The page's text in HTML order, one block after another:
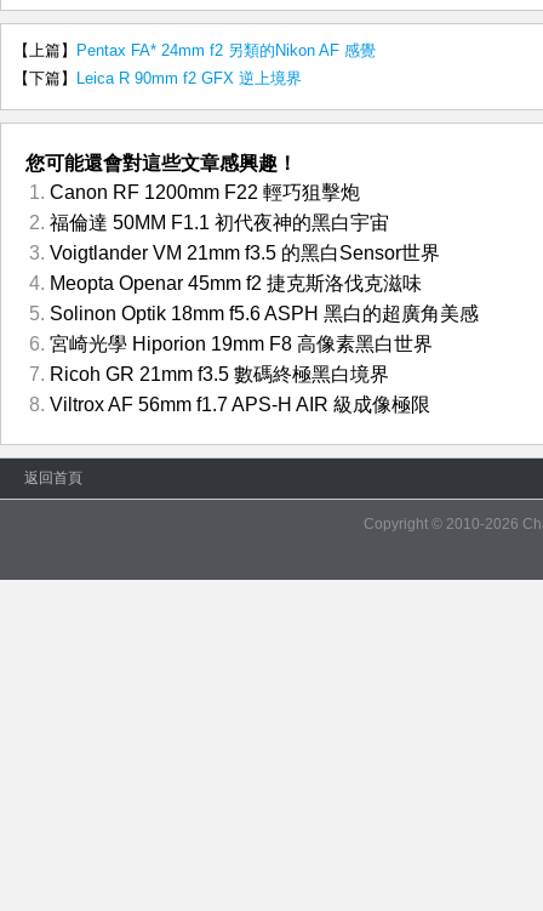
【上篇】
Pentax FA* 24mm f2 另類的Nikon AF 感覺
【下篇】
Leica R 90mm f2 GFX 逆上境界
您可能還會對這些文章感興趣！
Canon RF 1200mm F22 輕巧狙擊炮
福倫達 50MM F1.1 初代夜神的黑白宇宙
Voigtlander VM 21mm f3.5 的黑白Sensor世界
Meopta Openar 45mm f2 捷克斯洛伐克滋味
Solinon Optik 18mm f5.6 ASPH 黑白的超廣角美感
宮崎光學 Hiporion 19mm F8 高像素黑白世界
Ricoh GR 21mm f3.5 數碼終極黑白境界
Viltrox AF 56mm f1.7 APS-H AIR 級成像極限
返回首頁
Copyright © 2010-2026